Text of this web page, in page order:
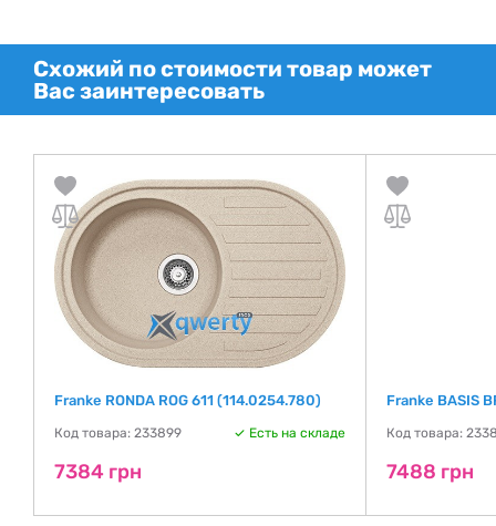
Схожий по стоимости товар может
Вас заинтересовать
Franke RONDA ROG 611 (114.0254.780)
Код товара: 233899 Есть на складе
7384 грн
Franke BASIS
Код товара:
7488 грн